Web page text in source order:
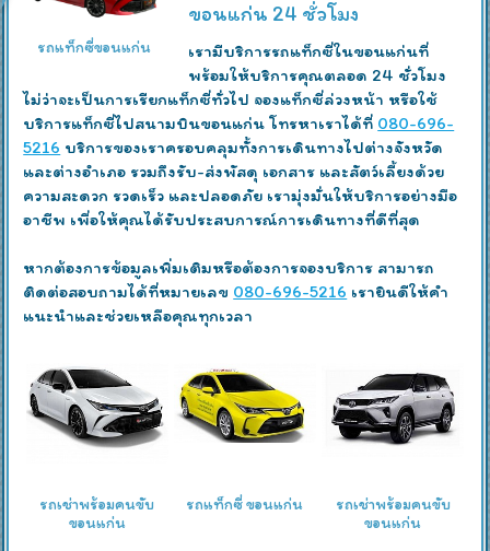
รถแท็กซี่ขอนแก่น
ขอนแก่น 24 ชั่วโมง
เรามีบริการรถแท็กซี่ในขอนแก่นที่
พร้อมให้บริการคุณตลอด 24 ชั่วโมง
ไม่ว่าจะเป็นการเรียกแท็กซี่ทั่วไป จองแท็กซี่ล่วงหน้า หรือใช้
บริการแท็กซี่ไปสนามบินขอนแก่น โทรหาเราได้ที่ 080-696-
5216 บริการของเราครอบคลุมทั้งการเดินทางไปต่างจังหวัด
และต่างอำเภอ รวมถึงรับ-ส่งพัสดุ เอกสาร และสัตว์เลี้ยงด้วย
ความสะดวก รวดเร็ว และปลอดภัย เรามุ่งมั่นให้บริการอย่างมือ
อาชีพ เพื่อให้คุณได้รับประสบการณ์การเดินทางที่ดีที่สุด
หากต้องการข้อมูลเพิ่มเติมหรือต้องการจองบริการ สามารถ
ติดต่อสอบถามได้ที่หมายเลข 080-696-5216 เรายินดีให้คำ
แนะนำและช่วยเหลือคุณทุกเวลา
รถเช่าพร้อมคนขับ
ขอนแก่น
รถแท็กซี่ ขอนแก่น
รถเช่าพร้อมคนขับ
ขอนแก่น